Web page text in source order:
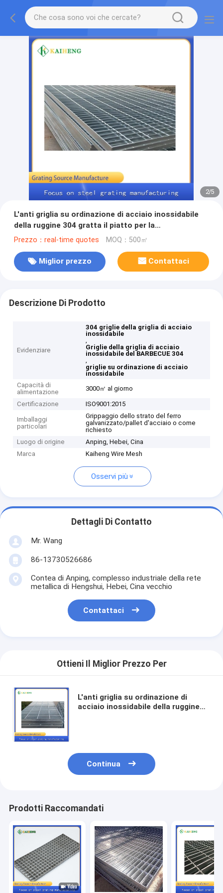
2/5
L'anti griglia su ordinazione di acciaio inossidabile
della ruggine 304 gratta il piatto per la
trasformazione dei prodotti alimentari
Prezzo：real-time quotes MOQ：500㎡
Miglior prezzo Contattaci
Descrizione Di Prodotto
Evidenziare
304 griglie della griglia di acciaio
inossidabile
,
Griglie della griglia di acciaio
inossidabile del BARBECUE 304
,
griglie su ordinazione di acciaio
inossidabile
Capacità di
alimentazione
3000㎡ al giorno
Certificazione ISO9001:2015
Imballaggi
particolari
Grippaggio dello strato del ferro
galvanizzato/pallet d'acciaio o come
richiesto
Luogo di origine
Anping, Hebei, Cina
Marca
Kaiheng Wire Mesh
Osservi più
Dettagli Di Contatto
Mr. Wang
86-13730526686
Contea di Anping, complesso industriale della rete
metallica di Hengshui, Hebei, Cina vecchio
Contattaci
Ottieni Il Miglior Prezzo Per
L'anti griglia su ordinazione di
acciaio inossidabile della ruggine
Continua
Prodotti Raccomandati